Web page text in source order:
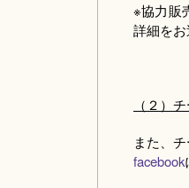
※協力販
詳細を
（２）
また、
facebook